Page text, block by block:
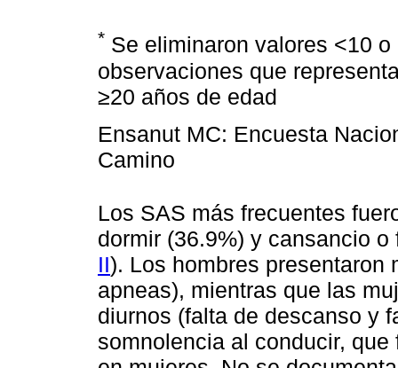
* Se eliminaron valores <10
observaciones que
≥20 años de edad
Ensanut MC: Encuesta
Camino
Los SAS más frecuentes
dormir (36.9%) y cansancio
II). Los hombres presentaron
apneas), mientras que las
diurnos (falta de descanso y
somnolencia al conducir,